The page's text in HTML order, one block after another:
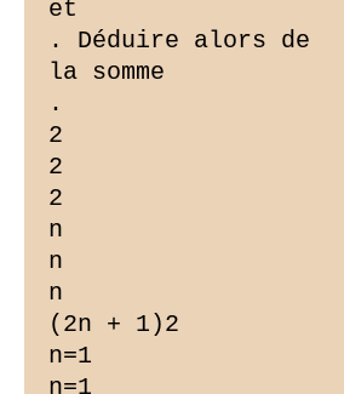
et
. Déduire alors de
la somme
.
2
2
2
n
n
n
(2n + 1)2
n=1
n=1